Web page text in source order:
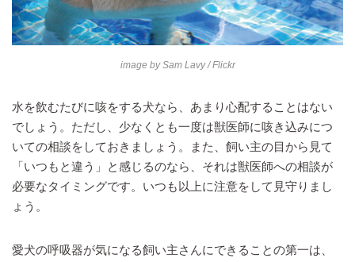
image bySam Lavy/ Flickr
水を飲むたびに咳をする犬なら、あまり心配することはない
でしょう。ただし、少なくとも一度は獣医師に咳き込みにつ
いての相談をしておきましょう。また、飼い主の目から見て
「いつもと違う」と感じるのなら、それは獣医師への相談が
必要なタイミングです。いつも以上に注意をして見守りまし
ょう。
愛犬の呼吸器が気になる飼い主さんにできることの第一は、